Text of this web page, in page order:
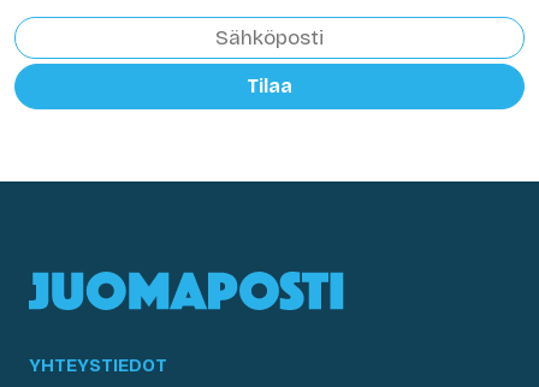
Tilaa
YHTEYSTIEDOT